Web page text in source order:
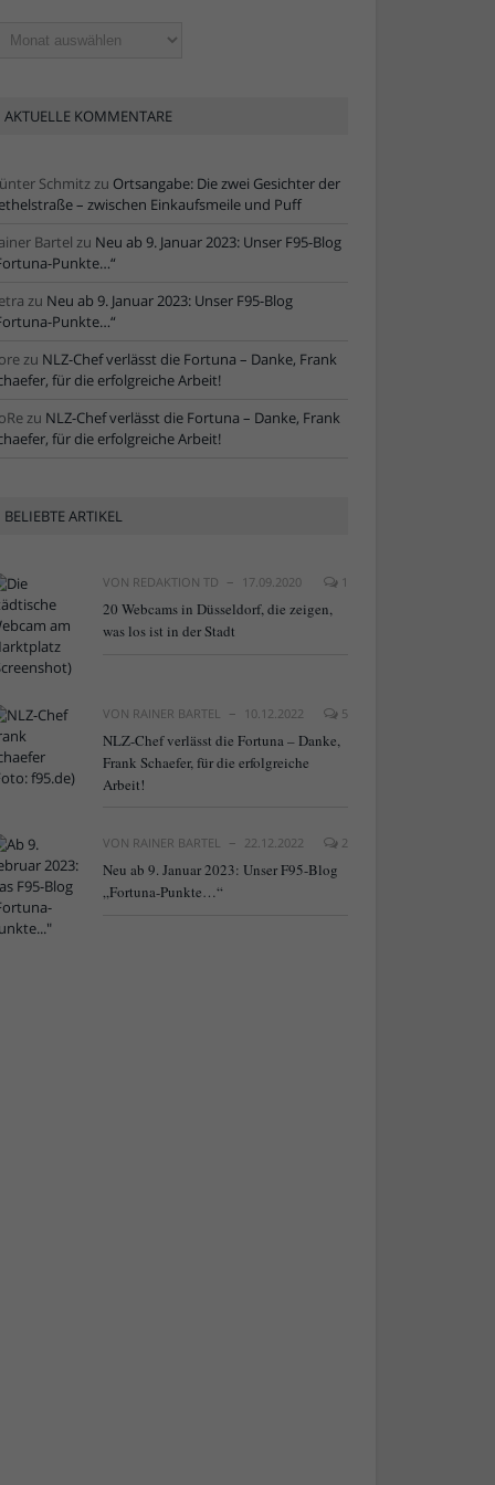
AKTUELLE KOMMENTARE
Schmitzzu Ortsangabe: Die zwei Gesichter der
– zwischen Einkaufsmeile und Puff
Bartel zu Neu ab 9. Januar 2023: Unser F95-Blog
Punkte…“
zu Neu ab 9. Januar 2023: Unser F95-Blog
Punkte…“
zu NLZ-Chef verlässt die Fortuna – Danke, Frank
für die erfolgreiche Arbeit!
zu NLZ-Chef verlässt die Fortuna – Danke, Frank
für die erfolgreiche Arbeit!
BELIEBTE ARTIKEL
VON REDAKTION TD 17.09.2020 1
20 Webcams in Düsseldorf, die zeigen,
was los ist in der Stadt
VON RAINER BARTEL 10.12.2022 5
NLZ-Chef verlässt die Fortuna – Danke,
Frank Schaefer, für die erfolgreiche
Arbeit!
VON RAINER BARTEL 22.12.2022 2
Neu ab 9. Januar 2023: Unser F95-Blog
„Fortuna-Punkte…“